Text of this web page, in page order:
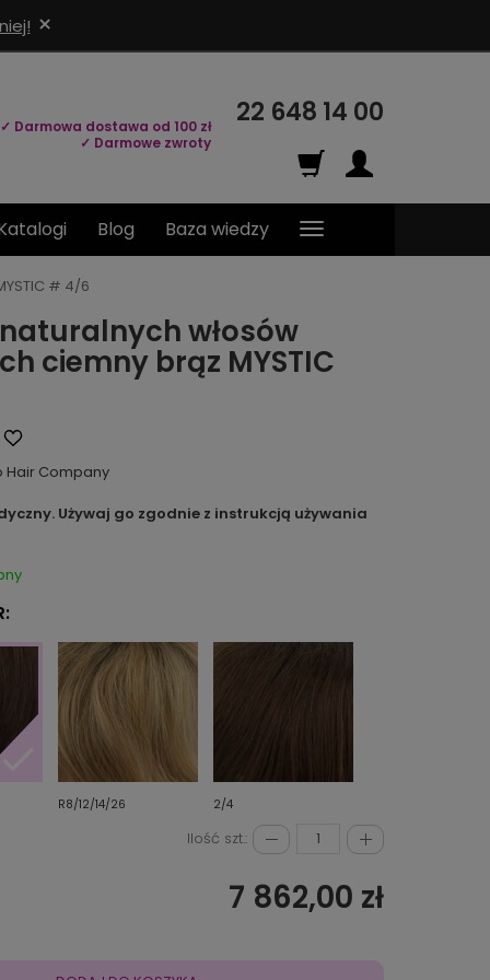
×
✓ Darmowa dostawa od 100 zł
✓ Darmowe zwroty
22 648 14 00
Blog Baza wiedzy
# 4/6
włosów
ciemny brąz MYSTIC
Hair Company
Używaj go zgodnie z instrukcją używania
R8/12/14/26 2/4
Ilość szt.:
7 862,00 zł